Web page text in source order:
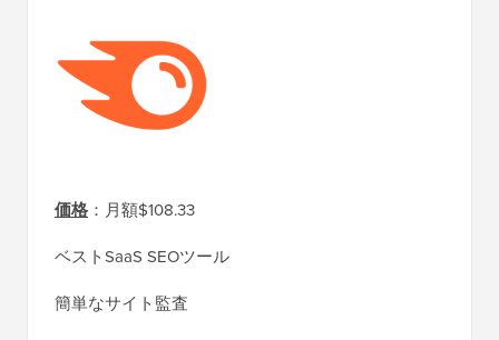
価格 ：月額$108.33
ベストSaaS SEOツール
簡単なサイト監査